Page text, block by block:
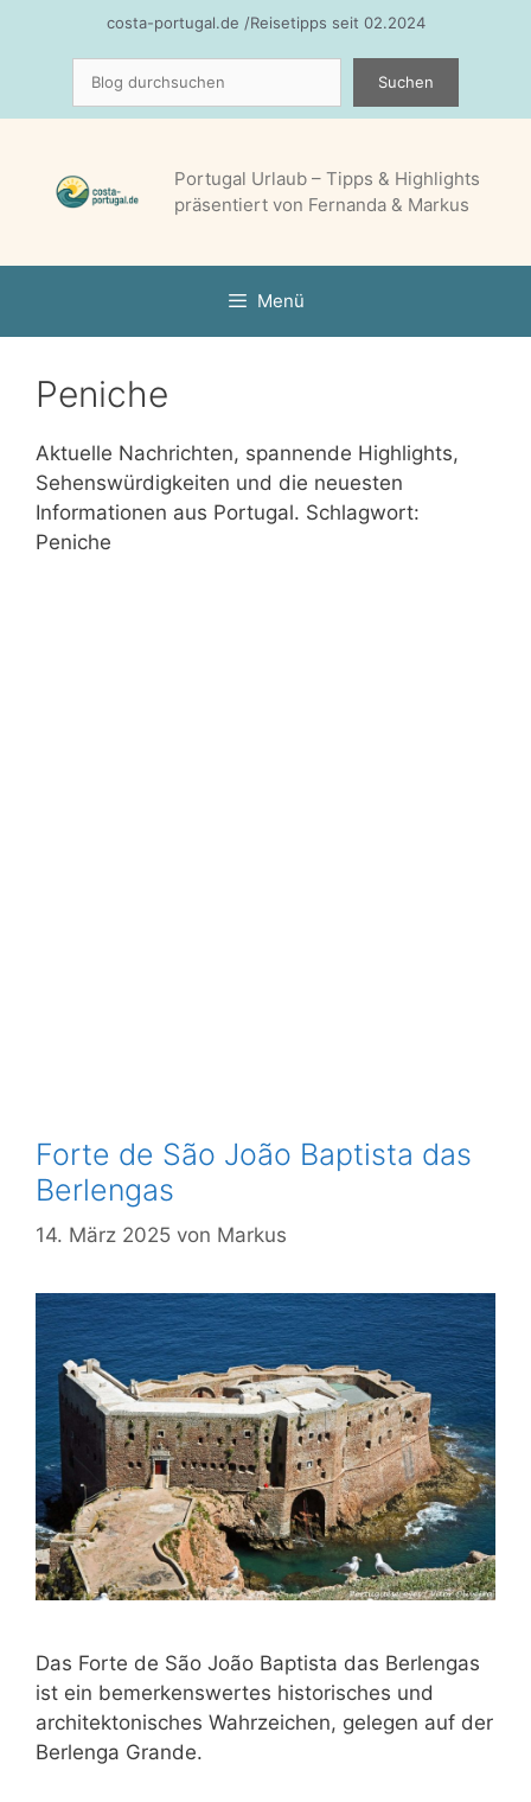
costa-portugal.de /Reisetipps seit 02.2024
Suchen
Portugal Urlaub – Tipps & Highlights
präsentiert von Fernanda & Markus
Menü
Peniche
Aktuelle Nachrichten, spannende Highlights,
Sehenswürdigkeiten und die neuesten
Informationen aus Portugal. Schlagwort:
Peniche
Forte de São João Baptista das
Berlengas
14. März 2025 von Markus
Das Forte de São João Baptista das Berlengas
ist ein bemerkenswertes historisches und
architektonisches Wahrzeichen, gelegen auf der
Berlenga Grande.